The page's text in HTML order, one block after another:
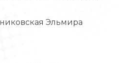
Эльмира